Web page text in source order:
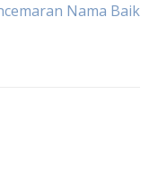
Nama Baik